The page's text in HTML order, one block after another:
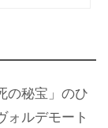
の秘宝」のひ
ォルデモート